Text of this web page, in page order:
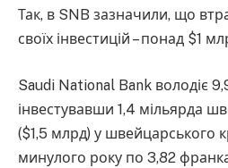
Так, в SNB зазначили, що
своїх інвестицій – понад $1
Saudi National Bank володіє
інвестувавши 1,4 мільярда
($1,5 млрд) у швейцарського
минулого року по 3,82